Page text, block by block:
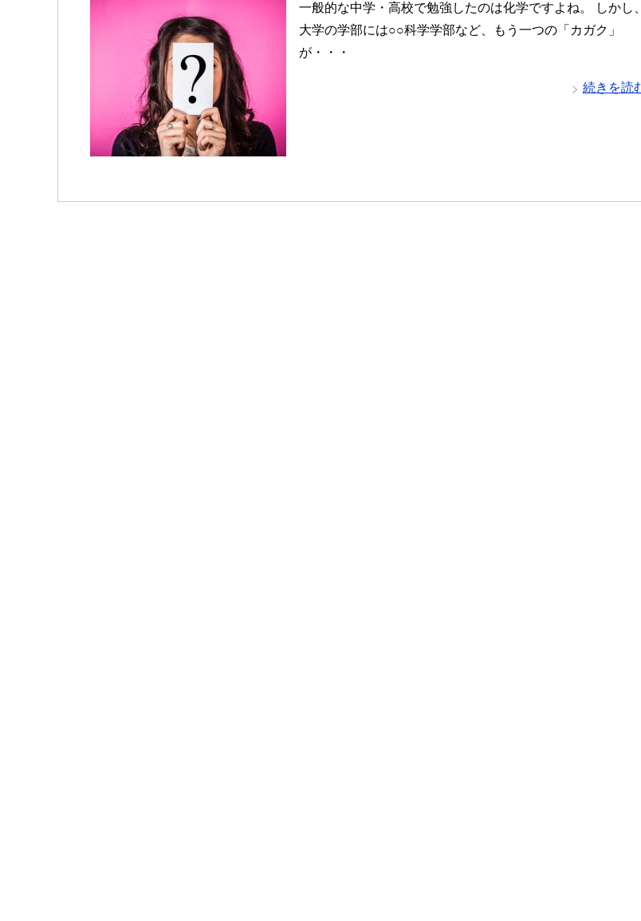
一般的な中学・高校で勉強したのは化学ですよね。 しかし、
大学の学部には○○科学学部など、もう一つの「カガク」
が・・・
続きを読